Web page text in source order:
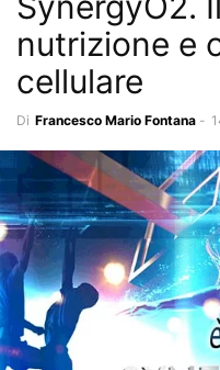
nutrizione e
cellulare
Di Francesco Mario Fontana -